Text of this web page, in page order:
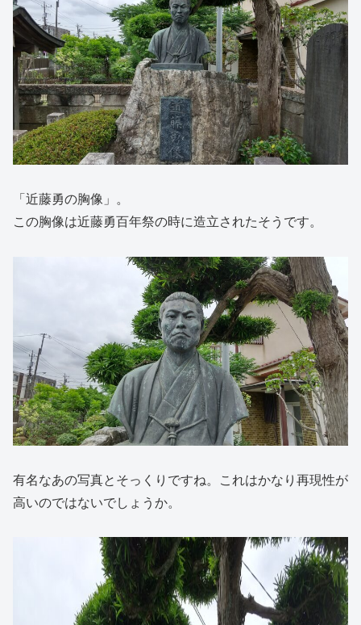
「近藤勇の胸像」。
この胸像は近藤勇百年祭の時に造立されたそうです。
有名なあの写真とそっくりですね。これはかなり再現性が
高いのではないでしょうか。